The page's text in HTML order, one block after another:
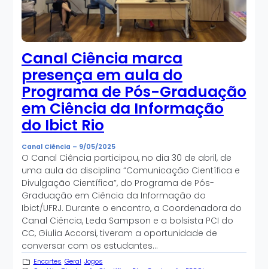
Canal Ciência marca
presença em aula do
Programa de Pós-Graduação
em Ciência da Informação
do Ibict Rio
Canal Ciência – 9/05/2025
O Canal Ciência participou, no dia 30 de abril, de
uma aula da disciplina “Comunicação Científica e
Divulgação Científica”, do Programa de Pós-
Graduação em Ciência da Informação do
Ibict/UFRJ. Durante o encontro, a Coordenadora do
Canal Ciência, Leda Sampson e a bolsista PCI do
CC, Giulia Accorsi, tiveram a oportunidade de
conversar com os estudantes…
Encartes Geral Jogos